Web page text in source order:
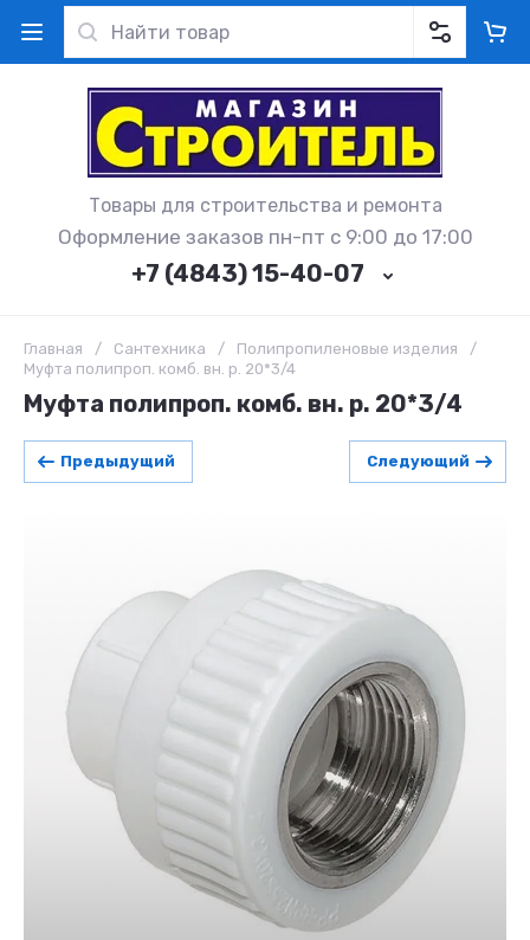
Товары для строительства и ремонта
Оформление заказов пн-пт с 9:00 до 17:00
+7 (4843) 15-40-07
Главная / Сантехника / Полипропиленовые изделия
/
Муфта полипроп. комб. вн. р. 20*3/4
Муфта полипроп. комб. вн. р. 20*3/4
Предыдущий Следующий